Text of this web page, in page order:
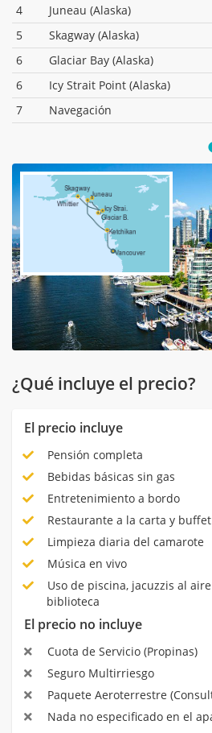
4 Juneau (Alaska)
5
Skagway (Alaska)
6
Glaciar Bay (Alaska)
6
Icy Strait Point (Alaska)
7
Navegación
¿Qué incluye el precio?
El precio incluye
Pensión completa
Bebidas básicas sin gas
Entretenimiento a bordo
Restaurante a la carta y buffet
Limpieza diaria del camarote
Música en vivo
Uso de piscina, jacuzzis al
biblioteca
El precio no incluye
Cuota de Servicio (Propinas)
Seguro Multirriesgo
Paquete Aeroterrestre
Nada no especificado en el